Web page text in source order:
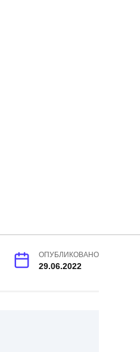
ОПУБЛИКОВАНО
29.06.2022